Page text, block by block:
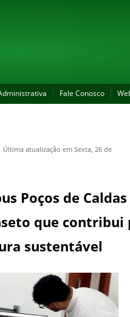
Fale Conosco
Última atualização em Sexta, 26 de
Poços de
que contribui
sustentável